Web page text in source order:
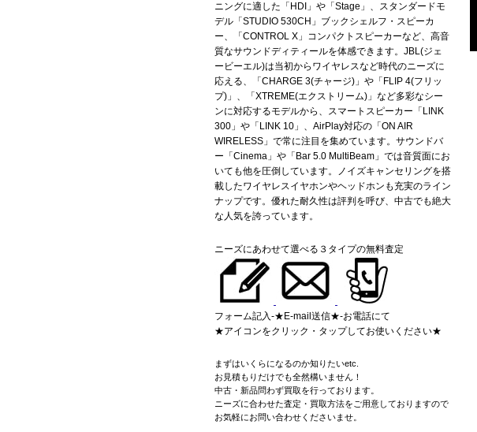
ニングに適した「HDI」や「Stage」、スタンダードモ
デル「STUDIO 530CH」ブックシェルフ・スピーカ
ー、「CONTROL X」コンパクトスピーカーなど、高音
質なサウンドディティールを体感できます。JBL(ジェ
ービーエル)は当初からワイヤレスなど時代のニーズに
応える、「CHARGE 3(チャージ)」や「FLIP 4(フリッ
プ)」、「XTREME(エクストリーム)」など多彩なシー
ンに対応するモデルから、スマートスピーカー「LINK
300」や「LINK 10」、AirPlay対応の「ON AIR
WIRELESS」で常に注目を集めています。サウンドバ
ー「Cinema」や「Bar 5.0 MultiBeam」では音質面にお
いても他を圧倒しています。ノイズキャンセリングを搭
載したワイヤレスイヤホンやヘッドホンも充実のライン
ナップです。優れた耐久性は評判を呼び、中古でも絶大
な人気を誇っています。
ニーズにあわせて選べる３タイプの無料査定
フォーム記入-★E-mail送信★-お電話にて
★アイコンをクリック・タップしてお使いください★
まずはいくらになるのか知りたいetc.
お見積もりだけでも全然構いません！
中古・新品問わず買取を行っております。
ニーズに合わせた査定・買取方法をご用意しておりますので
お気軽にお問い合わせくださいませ。